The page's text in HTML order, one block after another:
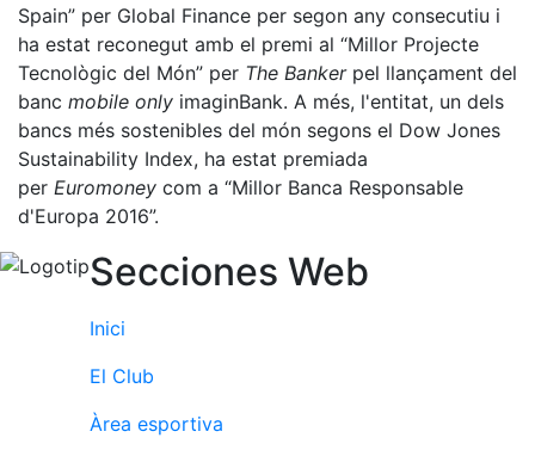
Tennis
Escola de
tennis
Next Gen
Palmarès
equips
Llegendes
Jugadors
professionals
Competicions
Social de
Tennis
Spain” per Global Finance per segon any consecutiu i
ha estat reconegut amb el premi al “Millor Projecte
Tecnològic del Món” per The Bankerpel llançament del
banc mobile only imaginBank. A més, l'entitat, un dels
bancs més sostenibles del món segons el Dow Jones
Sustainability Index, ha estat premiada
per Euromoney com a “Millor Banca Responsable
d'Europa 2016”.
Secciones Web
Inici
El Club
Àrea esportiva